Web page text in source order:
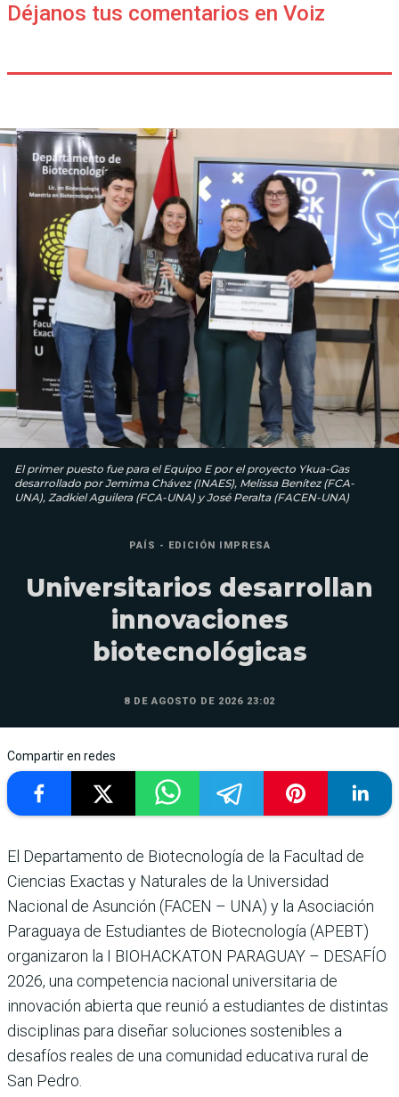
Déjanos tus comentarios en Voiz
El primer puesto fue para el Equipo E por el proyecto Ykua-Gas
desarrollado por Jemima Chávez (INAES), Melissa Benítez (FCA-
UNA), Zadkiel Aguilera (FCA-UNA) y José Peralta (FACEN-UNA)
PAÍS - EDICIÓN IMPRESA
Universitarios desarrollan
innovaciones
biotecnológicas
8 DE AGOSTO DE 2026 23:02
Compartir en redes
El Departamento de Biotecnología de la Facultad de
Ciencias Exactas y Naturales de la Universidad
Nacional de Asunción (FACEN – UNA) y la Asociación
Paraguaya de Estudiantes de Biotecnología (APEBT)
organizaron la I BIOHACKATON PARAGUAY – DESAFÍO
2026, una competencia nacional universitaria de
innovación abierta que reunió a estudiantes de distintas
disciplinas para diseñar soluciones sostenibles a
desafíos reales de una comunidad educativa rural de
San Pedro.